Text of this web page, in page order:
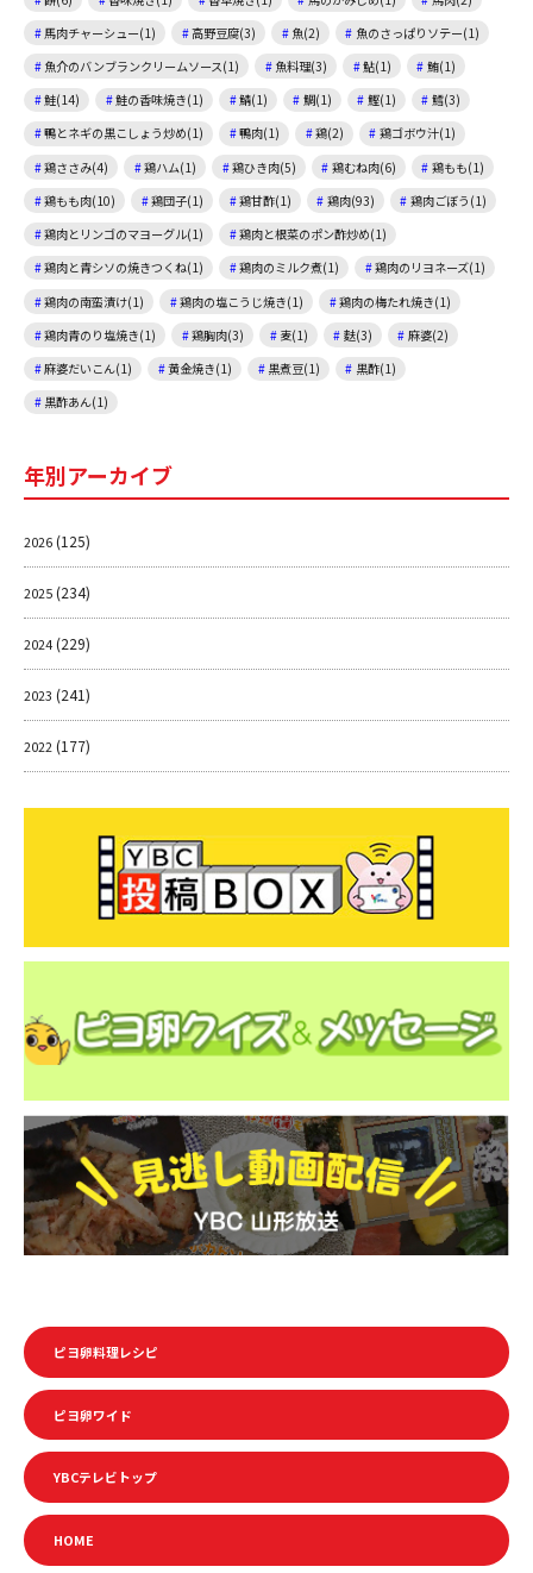
馬肉チャーシュー(1)
高野豆腐(3) 魚(2)
魚のさっぱりソテー(1)
魚介のバンブランクリームソース(1)
魚料理(3) 鮎(1)
鮪(1)
鮭(14)
鮭の香味焼き(1) 鯖(1) 鯛(1) 鰹(1)
鱈(3)
鴨とネギの黒こしょう炒め(1)
鴨肉(1) 鶏(2)
鶏ゴボウ汁(1)
鶏ささみ(4)
鶏ハム(1) 鶏ひき肉(5) 鶏むね肉(6)
鶏もも(1)
鶏もも肉(10)
鶏団子(1) 鶏甘酢(1) 鶏肉(93)
鶏肉ごぼう(1)
鶏肉とリンゴのマヨーグル(1)
鶏肉と根菜のポン酢炒め(1)
鶏肉と青シソの焼きつくね(1)
鶏肉のミルク煮(1)
鶏肉のリヨネーズ(1)
鶏肉の南蛮漬け(1)
鶏肉の塩こうじ焼き(1)
鶏肉の梅たれ焼き(1)
鶏肉青のり塩焼き(1)
鶏胸肉(3) 麦(1) 麩(3)
麻婆(2)
麻婆だいこん(1)
黄金焼き(1) 黒煮豆(1)
黒酢(1)
黒酢あん(1)
年別アーカイブ
2026(125)
2025(234)
2024(229)
2023 (241)
2022(177)
ピヨ卵料理レシピ
ピヨ卵ワイド
YBCテレビトップ
HOME